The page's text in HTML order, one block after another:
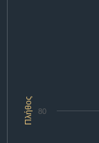
Πλήθος 80